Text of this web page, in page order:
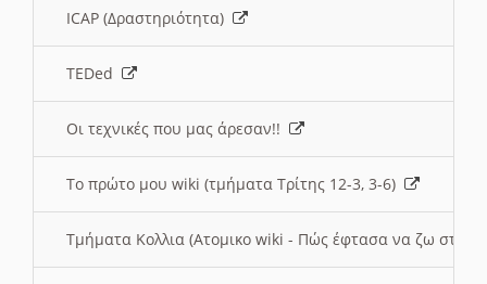
ICAP (Δραστηριότητα)
TEDed
Οι τεχνικές που μας άρεσαν!!
Το πρώτο μου wiki (τμήματα Τρίτης 12-3, 3-6)
Τμήματα Κολλια (Ατομικο wiki - Πώς έφτασα να ζω στην